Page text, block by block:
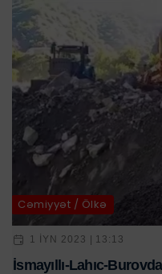
Cəmiyyət / Ölkə
1 IYN 2023 | 13:13
İsmayıllı-Lahıc-